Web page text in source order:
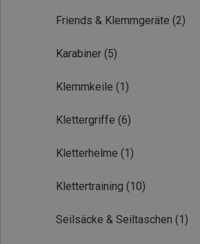
Friends & Klemmgeräte (2)
Karabiner (5)
Klemmkeile (1)
Klettergriffe (6)
Kletterhelme (1)
Klettertraining (10)
Seilsäcke & Seiltaschen (1)